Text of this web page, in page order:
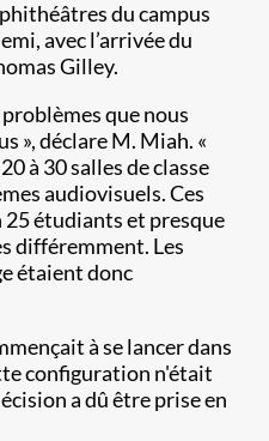
du campus
avec l’arrivée du
Gilley.
que nous
», déclare M. Miah. «
à 30 salles de classe
audiovisuels. Ces
étudiants et presque
différemment. Les
étaient donc
à se lancer dans
configuration n'était
a dû être prise en